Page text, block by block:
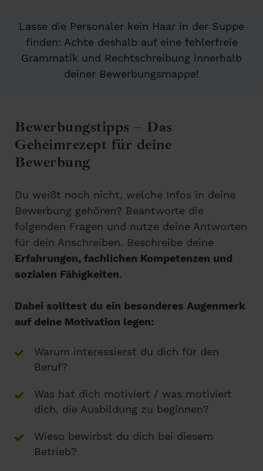
Lasse die Personaler kein Haar in der Suppe
finden: Achte deshalb auf eine fehlerfreie
Grammatik und Rechtschreibung innerhalb
deiner Bewerbungsmappe!
Bewerbungstipps – Das
Geheimrezept für deine
Bewerbung
Du weißt noch nicht, welche Infos in deine
Bewerbung gehören? Beantworte die
folgenden Fragen und nutze deine Antworten
für dein Anschreiben. Beschreibe deine
Erfahrungen, fachlichen Kompetenzen und
sozialen Fähigkeiten.
Dabei solltest du ein besonderes Augenmerk
auf deine Motivation legen:
Warum interessierst du dich für den
Beruf?
Was hat dich motiviert / was motiviert
dich, die Ausbildung zu beginnen?
Wieso bewirbst du dich bei diesem
Betrieb?